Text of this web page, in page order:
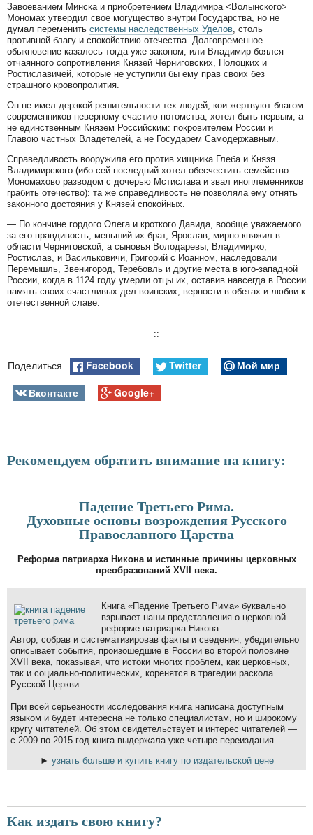
Завоеванием Минска и приобретением Владимира <Волынского>
Мономах утвердил свое могущество внутри Государства, но не
думал переменить системы наследственных Уделов , столь
противной благу и спокойствию отечества. Долговременное
обыкновение казалось тогда уже законом; или Владимир боялся
отчаянного сопротивления Князей Черниговских, Полоцких и
Ростиславичей, которые не уступили бы ему прав своих без
страшного кровопролития.
Он не имел дерзкой решительности тех людей, кои жертвуют благом
современников неверному счастию потомства; хотел быть первым, а
не единственным Князем Российским: покровителем России и
Главою частных Владетелей, а не Государем Самодержавным.
Справедливость вооружила его против хищника Глеба и Князя
Владимирского (ибо сей последний хотел обесчестить семейство
Мономахово разводом с дочерью Мстислава и звал иноплеменников
грабить отечество): та же справедливость не позволяла ему отнять
законного достояния у Князей спокойных.
— По кончине гордого Олега и кроткого Давида, вообще уважаемого
за его правдивость, меньший их брат, Ярослав, мирно княжил в
области Черниговской, а сыновья Володаревы, Владимирко,
Ростислав, и Васильковичи, Григорий с Иоанном, наследовали
Перемышль, Звенигород, Теребовль и другие места в юго-западной
России, когда в 1124 году умерли отцы их, оставив навсегда в России
память своих счастливых дел воинских, верности в обетах и любви к
отечественной славе.
::
Поделиться Facebook Twitter
Мой мир
Вконтакте
Google+
Рекомендуем обратить внимание на книгу:
Падение Третьего Рима.
Духовные основы возрождения Русского
Православного Царства
Реформа патриарха Никона и истинные причины церковных
преобразований XVII века.
Книга «Падение Третьего Рима» буквально
взрывает наши представления о церковной
реформе патриарха Никона.
Автор, собрав и систематизировав факты и сведения, убедительно
описывает события, произошедшие в России во второй половине
XVII века, показывая, что истоки многих проблем, как церковных,
так и социально-политических, коренятся в трагедии раскола
Русской Церкви.
При всей серьезности исследования книга написана доступным
языком и будет интересна не только специалистам, но и широкому
кругу читателей. Об этом свидетельствует и интерес читателей —
с 2009 по 2015 год книга выдержала уже четыре переиздания.
► узнать больше и купить книгу по издательской цене
Как издать свою книгу?